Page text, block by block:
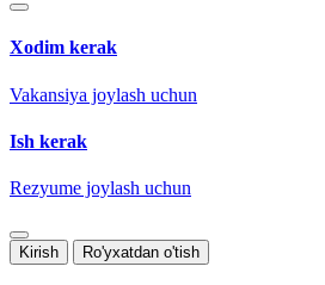
Xodim kerak
Vakansiya joylash uchun
Ish kerak
Rezyume joylash uchun
Kirish Ro'yxatdan o'tish